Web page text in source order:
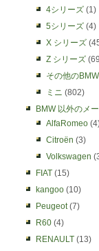
4シリーズ (1)
5シリーズ (4)
X シリーズ
Z シリーズ
その他のBMW
ミニ (802)
BMW 以外のメ
AlfaRomeo
Citroën (3)
Volkswagen
FIAT (15)
kangoo (10)
Peugeot(7)
R60 (4)
RENAULT (13)